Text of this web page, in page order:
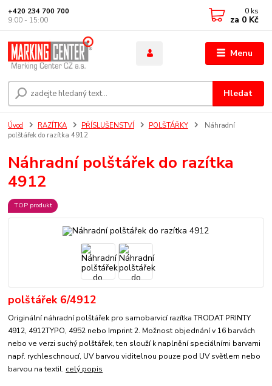
Menu
Hledat
+420 234 700 700
9:00 - 15:00
0 ks
za 0 Kč
Úvod RAZÍTKA PŘÍSLUŠENSTVÍ POLŠTÁŘKY
Náhradní
polštářek do razítka 4912
Náhradní polštářek do razítka
4912
TOP produkt
polštářek 6/4912
Originální náhradní polštářek pro samobarvicí razítka TRODAT PRINTY
4912, 4912TYPO, 4952 nebo Imprint 2. Možnost objednání v 16 barvách
nebo ve verzi suchý polštářek, ten slouží k naplnění speciálními barvami
např. rychleschnoucí, UV barvou viditelnou pouze pod UV světlem nebo
barvou na textil. celý popis